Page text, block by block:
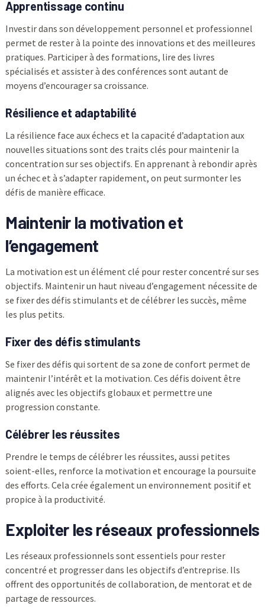
Apprentissage continu
Investir dans son développement personnel et professionnel
permet de rester à la pointe des innovations et des meilleures
pratiques. Participer à des formations, lire des livres
spécialisés et assister à des conférences sont autant de
moyens d’encourager sa croissance.
Résilience et adaptabilité
La résilience face aux échecs et la capacité d’adaptation aux
nouvelles situations sont des traits clés pour maintenir la
concentration sur ses objectifs. En apprenant à rebondir après
un échec et à s’adapter rapidement, on peut surmonter les
défis de manière efficace.
Maintenir la motivation et
l’engagement
La motivation est un élément clé pour rester concentré sur ses
objectifs. Maintenir un haut niveau d’engagement nécessite de
se fixer des défis stimulants et de célébrer les succès, même
les plus petits.
Fixer des défis stimulants
Se fixer des défis qui sortent de sa zone de confort permet de
maintenir l’intérêt et la motivation. Ces défis doivent être
alignés avec les objectifs globaux et permettre une
progression constante.
Célébrer les réussites
Prendre le temps de célébrer les réussites, aussi petites
soient-elles, renforce la motivation et encourage la poursuite
des efforts. Cela crée également un environnement positif et
propice à la productivité.
Exploiter les réseaux professionnels
Les réseaux professionnels sont essentiels pour rester
concentré et progresser dans les objectifs d’entreprise. Ils
offrent des opportunités de collaboration, de mentorat et de
partage de ressources.